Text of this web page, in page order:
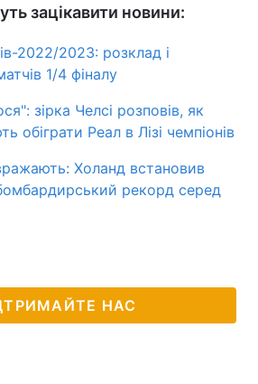
зацікавити новини:
2022/2023: розклад і
1/4 фіналу
зірка Челсі розповів, як
обіграти Реал в Лізі чемпіонів
Холанд встановив
рекорд серед
НАС